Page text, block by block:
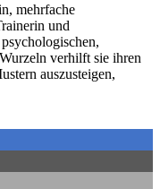
mehrfache
und
verhilft sie ihren
auszusteigen,